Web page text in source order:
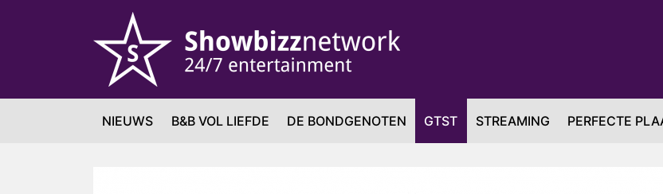
NIEUWS B&B VOL LIEFDE DE BONDGENOTEN GTST STREAMING PERFECTE